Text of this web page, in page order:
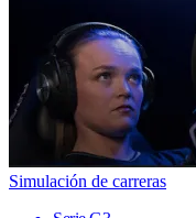
Simulación de carreras